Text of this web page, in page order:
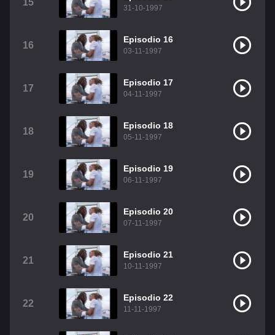
15
31-10-1997
16
Episodio 16
03-11-1997
17
Episodio 17
04-11-1997
18
Episodio 18
05-11-1997
19
Episodio 19
06-11-1997
20
Episodio 20
07-11-1997
21
Episodio 21
10-11-1997
22
Episodio 22
11-11-1997